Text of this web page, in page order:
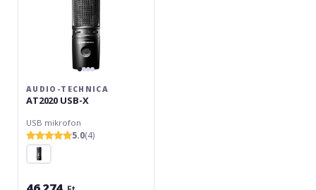
AUDIO-TECHNICA
AT2020 USB-X
USB mikrofon
5.0(4)